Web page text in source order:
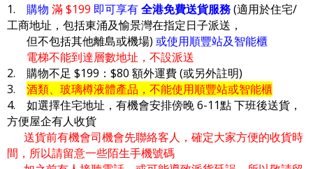
1. 購物 滿 $199 即可享有全港免費送貨服務(適用於住宅/
工商地址，包括東涌及愉景灣在指定日子派送，
但不包括其他離島或機場) 或使用順豐站及智能櫃
電梯不能到達層數地址，不設派送
2. 購物不足 $199：$80 額外運費 (或另外註明)
3. 酒類、玻璃樽液體產品，不能使用順豐站或智能櫃
4. 如選擇住宅地址，有機會安排傍晚 6-11點 下班後送貨，
方便屋企有人收貨
送貨前有機會司機會先聯絡客人，確定大家方便的收貨時
間，所以請留意一些陌生手機號碼